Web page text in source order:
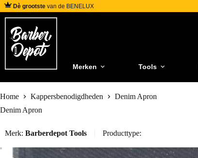
Dè grootste van de BENELUX
Merken Tools
Home Kappersbenodigdheden
Denim Apron
Denim Apron
Merk: Barberdepot Tools Producttype: